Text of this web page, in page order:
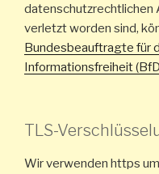
datenschutzrechtlichen
verletzt worden sind,
Bundesbeauftragte für
Informationsfreiheit
TLS-
Wir verwenden https